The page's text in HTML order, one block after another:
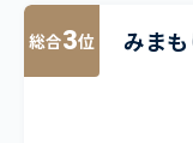
総合3位 みま